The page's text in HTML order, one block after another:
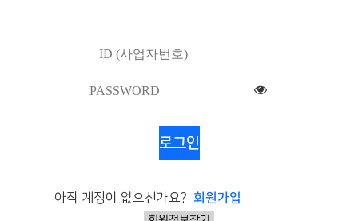
로그인
아직 계정이 없으신가요? 회원가입